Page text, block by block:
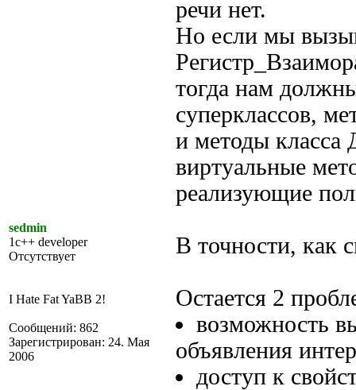
sedmin
1c++ developer
Отсутствует
I Hate Fat YaBB 2!
Сообщений: 862
Зарегистрирован: 24. Мая
2006
речи нет.
Но если мы
тогда нам
суперклассов,
и методы
виртуальные
реализующие
В точности, как
Остается 2
возможность
объявления
доступ к